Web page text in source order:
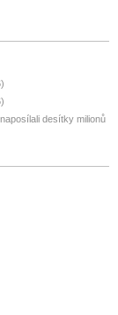
desítky milionů